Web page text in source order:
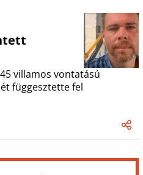
villamos vontatású
függesztette fel